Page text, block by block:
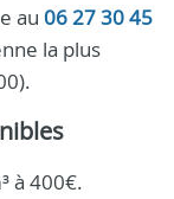
au 06 27 30 45
la plus
à 400€.